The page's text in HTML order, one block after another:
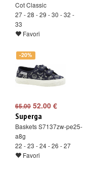
Cot Classic
27 - 28 - 29 - 30 - 32 -
33
Favori
-20%
65.00 52.00 €
Superga
Baskets S7137zw-pe25-
a8g
22 - 23 - 24 - 26 - 27
Favori